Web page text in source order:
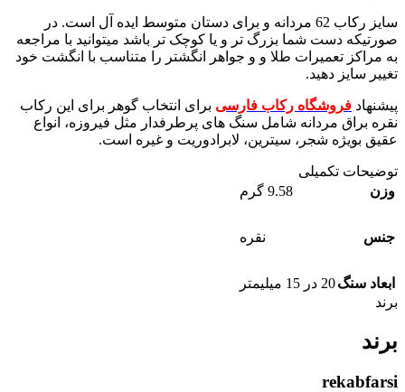
سایز رکاب 62 مردانه و برای دستان متوسط ایده آل است. در
صورتیکه دست شما بزرگ تر و یا کوچک تر باشد میتوانید با مراجعه
به مراکز تعمیرات طلا و و جواهر انگشتر را متناسب با انگشت خود
تغییر سایز دهید.
پیشنهاد فروشگاه رکاب فارسی برای انتخاب گوهر برای این رکاب
نقره براق مردانه شامل سنگ های پرطرفدار مثل فیروزه، انواع
عقیق بویژه شجر، سیترین، لابرادوریت و غیره است.
توضیحات تکمیلی
وزن
9.58 گرم
جنس نقره
ابعاد سنگ20 در 15 میلیمتر
برند
برند
rekabfarsi